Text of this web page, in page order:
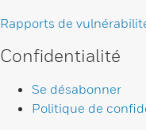
Rapports de
Confidentialité
Se désabonner
Politique de